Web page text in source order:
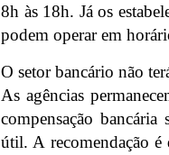
8h às 18h. Já os
podem operar em
O setor bancário não
As agências
compensação
útil. A recomendação